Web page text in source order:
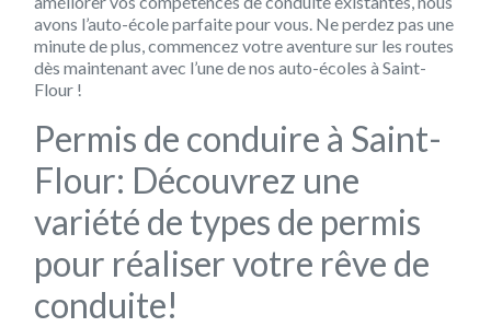
avons l’auto-école parfaite pour vous. Ne perdez pas une
minute de plus, commencez votre aventure sur les routes
dès maintenant avec l’une de nos auto-écoles à Saint-
Flour !
Permis de conduire à Saint-
Flour: Découvrez une
variété de types de permis
pour réaliser votre rêve de
conduite!